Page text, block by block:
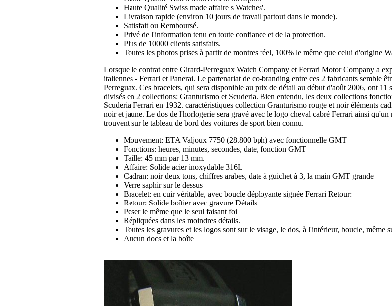
Haute Qualité Swiss made affaire s Watches'.
Livraison rapide (environ 10 jours de travail partout dans le monde).
Satisfait ou Remboursé.
Privé de l'information tenu en toute confiance et de la protection.
Plus de 10000 clients satisfaits.
Toutes les photos prises à partir de montres réel, 100% le même que celui d'origine
Lorsque le contrat entre Girard-Perreguax Watch Company et Ferrari Motor Company a
italiennes - Ferrari et Panerai. Le partenariat de co-branding entre ces 2 fabricants semble
Perreguax. Ces bracelets, qui sera disponible au prix de détail au début d'août 2006, ont
divisés en 2 collections: Granturismo et Scuderia. Bien entendu, les deux collections
Scuderia Ferrari en 1932. caractéristiques collection Granturismo rouge et noir éléments
noir et jaune. Le dos de l'horlogerie sera gravé avec le logo cheval cabré Ferrari ainsi
trouvent sur le tableau de bord des voitures de sport bien connu.
Mouvement: ETA Valjoux 7750 (28.800 bph) avec fonctionnelle GMT
Fonctions: heures, minutes, secondes, date, fonction GMT
Taille: 45 mm par 13 mm.
Affaire: Solide acier inoxydable 316L
Cadran: noir deux tons, chiffres arabes, date à guichet à 3, la main GMT grande
Verre saphir sur le dessus
Bracelet: en cuir véritable, avec boucle déployante signée Ferrari Retour:
Retour: Solide boîtier avec gravure Détails
Peser le même que le seul faisant foi
Répliquées dans les moindres détails.
Toutes les gravures et les logos sont sur le visage, le dos, à l'intérieur, boucle, même
Aucun docs et la boîte